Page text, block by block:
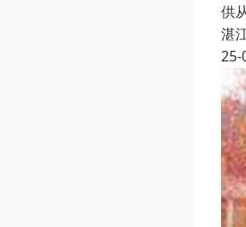
供
湛
25-